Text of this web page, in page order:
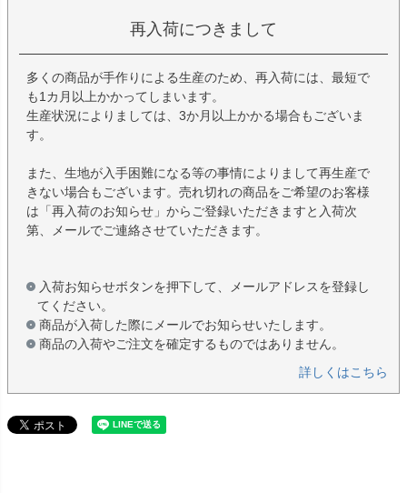
再入荷につきまして
多くの商品が手作りによる生産のため、再入荷には、最短で
も1カ月以上かかってしまいます。
生産状況によりましては、3か月以上かかる場合もございま
す。
また、生地が入手困難になる等の事情によりまして再生産で
きない場合もございます。売れ切れの商品をご希望のお客様
は「再入荷のお知らせ」からご登録いただきますと入荷次
第、メールでご連絡させていただきます。
入荷お知らせボタンを押下して、メールアドレスを登録し
てください。
商品が入荷した際にメールでお知らせいたします。
商品の入荷やご注文を確定するものではありません。
詳しくはこちら